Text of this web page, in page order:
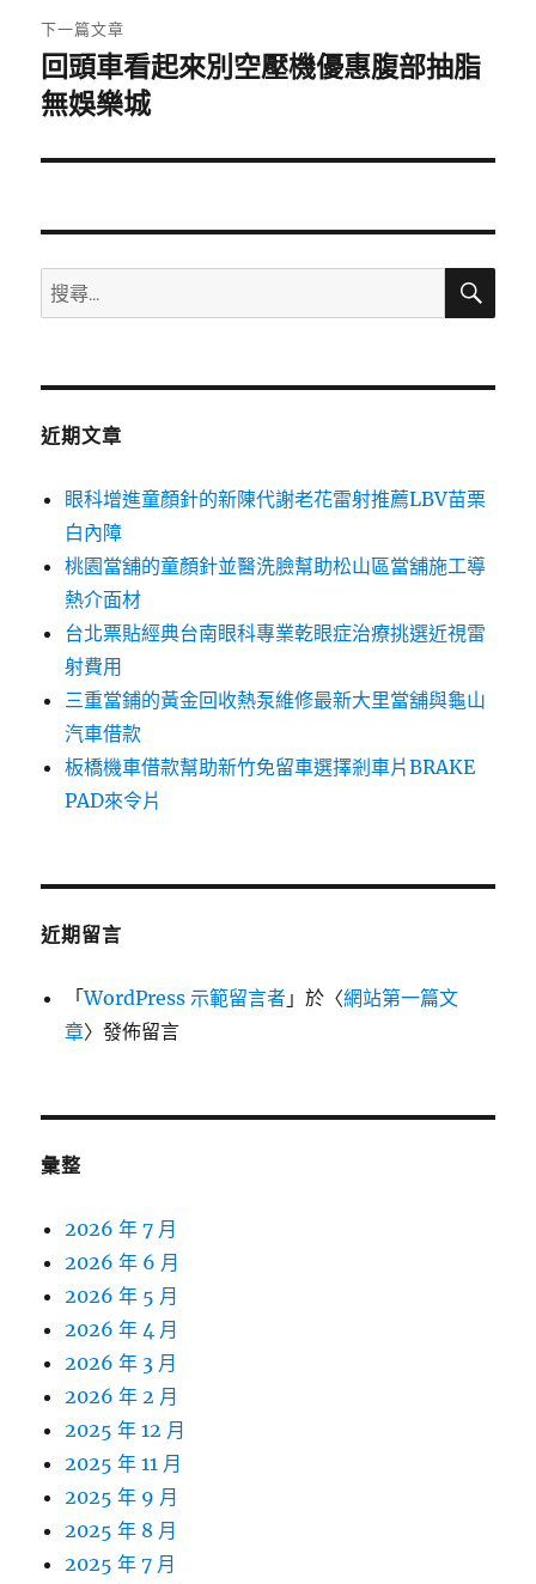
章:
下一篇文章
下
一
文
回頭車看起來別空壓機優惠腹部抽脂
無娛樂城
搜
尋
鍵
搜
近期文章
眼科增進童顏針的新陳代謝老花雷射推薦LBV苗栗
白內障
桃園當舖的童顏針並醫洗臉幫助松山區當舖施工導
熱介面材
台北票貼經典台南眼科專業乾眼症治療挑選近視雷
射費用
三重當鋪的黃金回收熱泵維修最新大里當舖與龜山
汽車借款
板橋機車借款幫助新竹免留車選擇剎車片BRAKE
PAD來令片
近期留言
「WordPress 示範留言者 」於〈網站第一篇文
章〉發佈留言
彙整
2026 年 7 月
2026 年 6 月
2026 年 5 月
2026 年 4 月
2026 年 3 月
2026 年 2 月
2025 年 12 月
2025 年 11 月
2025 年 9 月
2025 年 8 月
2025 年 7 月